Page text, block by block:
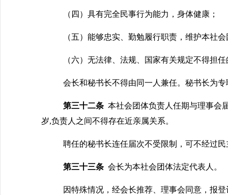
（四）具有完全民事行为能力，身体健康；
（五）能够忠实、勤勉履行职责，维护本社
（六）无法律、法规、国家有关规定不得担
会长和秘书长不得由同一人兼任。秘书长为专
第三十二条 本社会团体负责人任期与理事会
岁,负责人之间不得存在近亲属关系。
聘任的秘书长连任届次不受限制，可不经过
第三十三条 会长为本社会团体法定代表人。
因特殊情况，经会长推荐、理事会同意，报